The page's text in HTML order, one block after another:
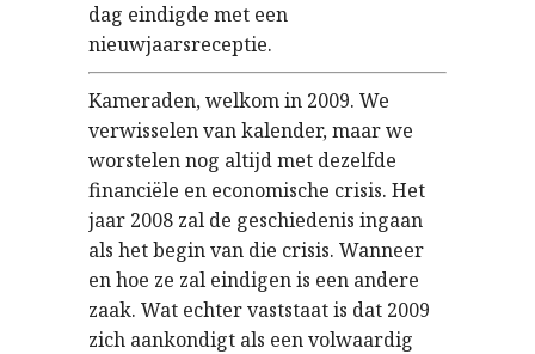
dag eindigde met een
nieuwjaarsreceptie.
Kameraden, welkom in 2009. We
verwisselen van kalender, maar we
worstelen nog altijd met dezelfde
financiële en economische crisis. Het
jaar 2008 zal de geschiedenis ingaan
als het begin van die crisis. Wanneer
en hoe ze zal eindigen is een andere
zaak. Wat echter vaststaat is dat 2009
zich aankondigt als een volwaardig